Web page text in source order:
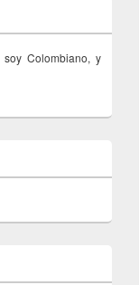
soy Colombiano, y